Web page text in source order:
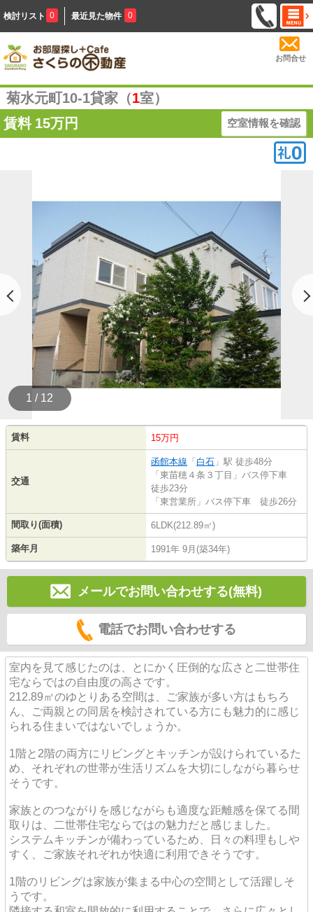
検討リスト 0 最近見た物件 0
お問合せ
菊水元町10-1貸家（1室）
賃料 15万円 空室情報を確認
1 / 12
賃料 15万円
交通
函館本線 「白石 」駅 徒歩48分
「東苗穂４条３丁目」バス停下車
徒歩23分
「東営業所」バス停下車 徒歩26分
間取り(面積) 6LDK(212.89㎡)
築年月 1991年 9月(築34年)
メールでお問い合わせする(無料)
電話でお問い合わせする
室内を見て感じたのは、とにかく圧倒的な広さと二世帯住
宅ならではの自由度の高さです。
212.89㎡のゆとりある空間は、ご家族が多い方はもちろ
ん、ご両親との同居を検討されている方にも魅力的に感じ
られる住まいではないでしょうか。
1階と2階の両方にリビングとキッチンが設けられているた
め、それぞれの世帯が生活リズムを大切にしながら暮らせ
そうです。
家族とのつながりを感じながらも適度な距離感を保てる間
取りは、二世帯住宅ならではの魅力だと感じました。
システムキッチンが備わっているため、日々の料理もしや
すく、ご家族それぞれが快適に利用できそうです。
1階のリビングは家族が集まる中心の空間として活躍しそ
うです。